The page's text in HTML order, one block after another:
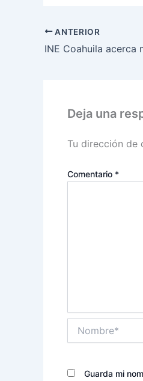
ANTERIOR
Deja una
Tu dirección de
Comentario *
Guarda mi